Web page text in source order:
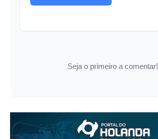
Seja o primeiro a comentar!